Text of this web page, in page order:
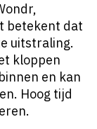
betekent dat
uitstraling.
kloppen
en kan
Hoog tijd